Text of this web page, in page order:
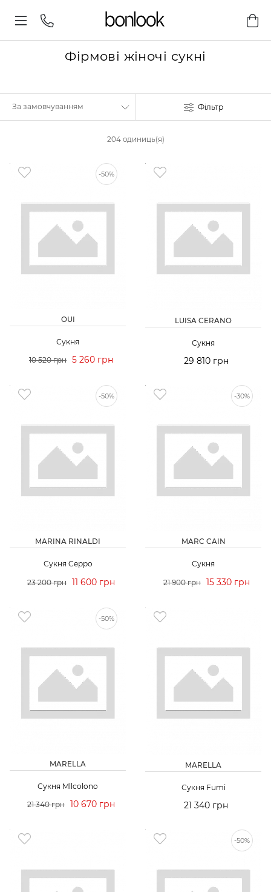
Фірмові жіночі сукні
Фільтр
204 одиниць(я)
-50%
OUI
Сукня
10 520 грн 5 260 грн
LUISA CERANO
Сукня
29 810 грн
-50%
MARINA RINALDI
Сукня Ceppo
23 200 грн 11 600 грн
-30%
MARC CAIN
Сукня
21 900 грн 15 330 грн
-50%
MARELLA
Сукня Mllcolono
21 340 грн 10 670 грн
MARELLA
Сукня Fumi
21 340 грн
-50%